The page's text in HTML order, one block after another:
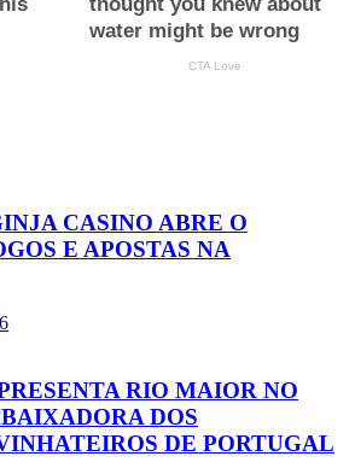
CASINO ABRE O
E APOSTAS NA
RIO MAIOR NO
DOS
DE PORTUGAL